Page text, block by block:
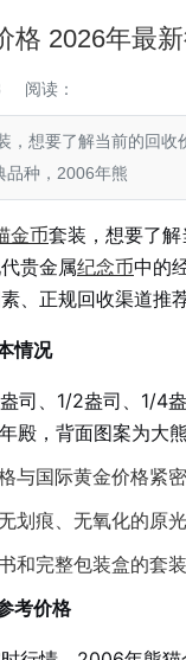
格 2026年最
阅读：
，想要了解当前的回
品种，2006年熊
金币套装，想要了
贵金属纪念币中的
、正规回收渠道推
情况
司、1/2盎司、1/4
殿，背面图案为
与国际黄金价格紧
划痕、无氧化的原
和完整包装盒的套
考价格